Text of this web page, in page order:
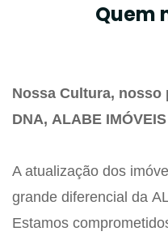
Quem
Nossa Cultura, nosso
DNA, ALABE IMÓVEIS
A atualização dos
grande diferencial da
Estamos